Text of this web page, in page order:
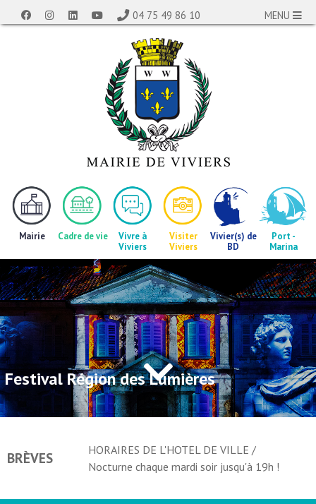
04 75 49 86 10 MENU
Mairie Cadre de vie
Vivre à
Viviers
Visiter
Viviers
Vivier(s) de
BD
Port -
Marina
Festival Région des Lumières
BRÈVES
HORAIRES DE L'HOTEL DE VILLE /
Nocturne chaque mardi soir jusqu'à 19h !